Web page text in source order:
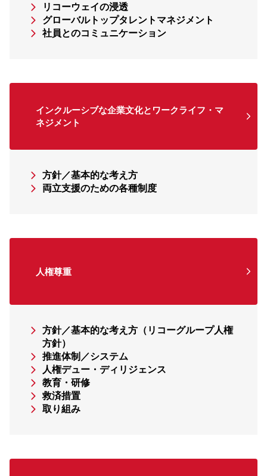
リコーウェイの浸透
グローバルトップタレントマネジメント
社員とのコミュニケーション
インクルーシブな企業文化とワークライフ・マ
ネジメント​
方針／基本的な考え方
両立支援のための各種制度
人権尊重​
方針／基本的な考え方（リコーグループ人権
方針）
推進体制／システム
人権デュー・ディリジェンス
教育・研修
救済措置
取り組み